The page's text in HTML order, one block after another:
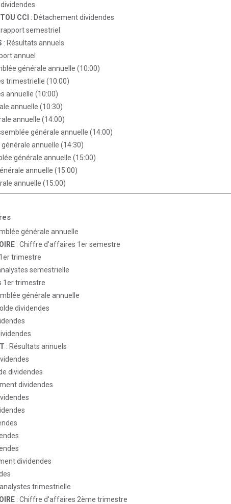
CCI : Détachement dividendes
semestriel
: Résultats annuels
annuel
générale annuelle (10:00)
trimestrielle (10:00)
annuelle (10:00)
annuelle (10:30)
annuelle (14:00)
générale annuelle (14:00)
annuelle (14:30)
générale annuelle (15:00)
annuelle (15:00)
annuelle (15:00)
générale annuelle
: Chiffre d'affaires 1er semestre
trimestre
semestrielle
1er trimestre
générale annuelle
dividendes
: Résultats annuels
dividendes
dividendes
dividendes
trimestrielle
: Chiffre d'affaires 2ème trimestre